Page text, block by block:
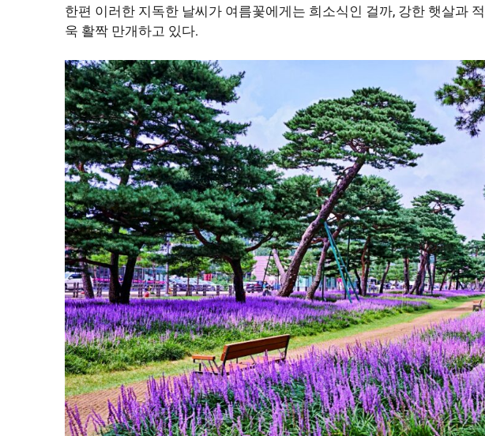
한편 이러한 지독한 날씨가 여름꽃에게는 희소식인 걸까, 강한 햇살과
욱 활짝 만개하고 있다.